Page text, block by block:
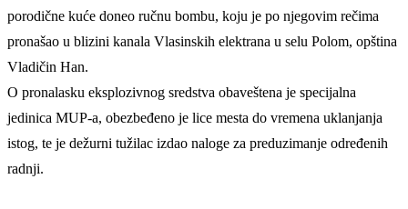
porodične kuće doneo ručnu bombu, koju je po njegovim rečima
pronašao u blizini kanala Vlasinskih elektrana u selu Polom, opština
Vladičin Han.
O pronalasku eksplozivnog sredstva obaveštena je specijalna
jedinica MUP-a, obezbeđeno je lice mesta do vremena uklanjanja
istog, te je dežurni tužilac izdao naloge za preduzimanje određenih
radnji.